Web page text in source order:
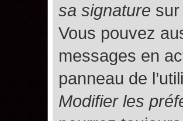
sa signature
Vous pouvez
messages en
panneau de
Modifier les